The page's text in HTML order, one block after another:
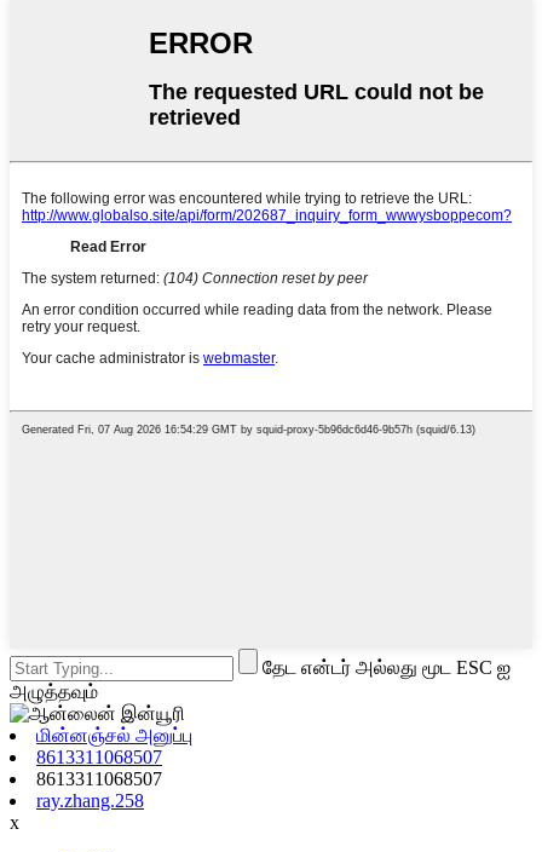
தேட என்டர் அல்லது மூட ESC ஐ
அழுத்தவும்
மின்னஞ்சல் அனுப்பு
8613311068507
8613311068507
ray.zhang.258
x